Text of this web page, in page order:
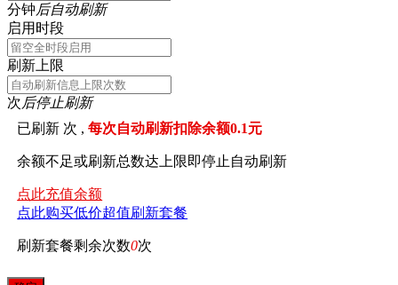
分钟后自动刷新
启用时段
刷新上限
次后停止刷新
已刷新 次 ,每次自动刷新扣除余额0.1元
余额不足或刷新总数达上限即停止自动刷新
点此充值余额
点此购买低价超值刷新套餐
刷新套餐剩余次数0次